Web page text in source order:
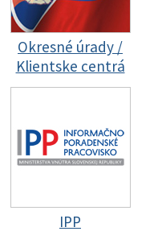
Okresné úrady /
Klientske centrá
IPP